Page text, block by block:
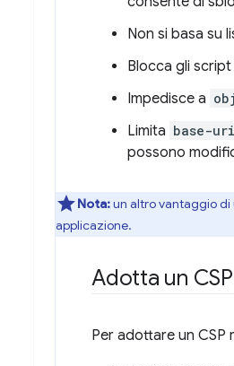
Non si basa su
Blocca gli script
Impedisce a
Limita base-uri
possono
Nota:un altro vantaggio di
applicazione.
Adotta un
Per adottare un CSP